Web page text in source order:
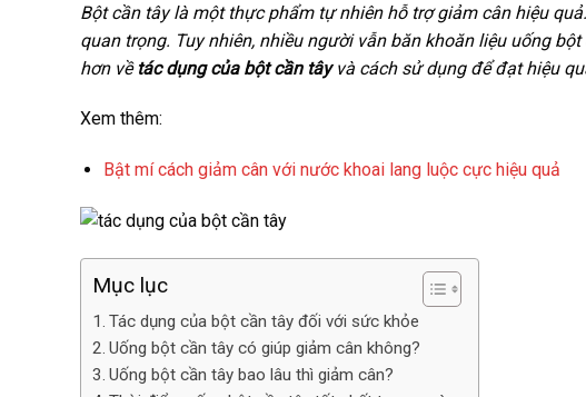
Bột cần tây là một thực phẩm tự nhiên hỗ trợ giảm cân hiệu
quan trọng. Tuy nhiên, nhiều người vẫn băn khoăn liệu uống
hơn về tác dụng của bột cần tâyvà cách sử dụng để đạt hiệu
Xem thêm:
Bật mí cách giảm cân với nước khoai lang luộc cực hiệu quả
Mục lục
Tác dụng của bột cần tây đối với sức khỏe
Uống bột cần tây có giúp giảm cân không?
Uống bột cần tây bao lâu thì giảm cân?